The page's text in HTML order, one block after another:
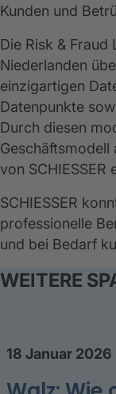
Kunden und
Die Risk &
Niederlanden
einzigartigen
Datenpunkte
Durch diesen
von
SCHIESSER
professionelle
und bei Bedarf
WEITERE
18 Januar 2026